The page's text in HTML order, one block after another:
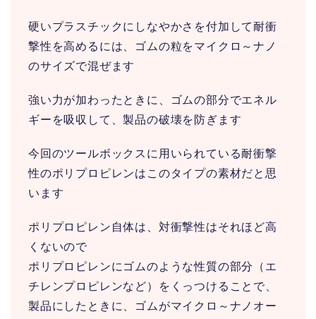
硬いプラスチックにしなやかさを付加して耐衝
撃性を高めるには、ゴムの粒をマイクロ～ナノ
のサイズで混ぜます
強い力が加わったときに、ゴムの部分でエネル
ギーを吸収して、製品の破壊を防ぎます
今回のツールボックスに用いられている耐衝撃
性のポリプロピレンはこのタイプの素材だと思
います
ポリプロピレン自体は、対衝撃性はそれほど高
くないので
ポリプロピレンにゴムのような性質の部分（エ
チレンプロピレンなど）をくっつけることで、
製品にしたときに、ゴムがマイクロ～ナノオー